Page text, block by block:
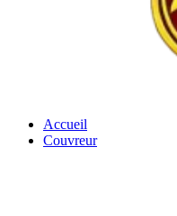
Accueil
Couvreur